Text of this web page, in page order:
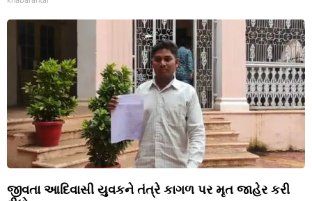
જીવતા આદિવાસી યુવકને તંત્રે કાગળ પર મૃત જાહેર કરી